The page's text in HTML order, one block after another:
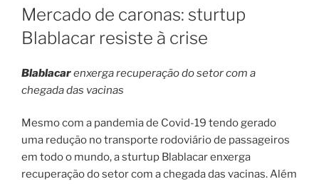
EM
Mercado de caronas: sturtup
Blablacar resiste à crise
Blablacarenxerga recuperação do setor com a
chegada das vacinas
Mesmo com a pandemia de Covid-19 tendo gerado
uma redução no transporte rodoviário de passageiros
em todo o mundo, a sturtup Blablacar enxerga
recuperação do setor com a chegada das vacinas. Além